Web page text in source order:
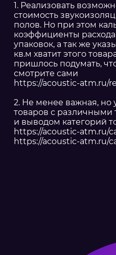
1. Реализовать
стоимость
полов. Но при этом
коэффициенты расхода
упаковок, а так же
кв.м хватит этого
пришлось подумать,
смотрите сами
https://acoustic-atm.ru/
2. Не менее важная, но
товаров с различными
и выводом категорий
https://acoustic-atm.ru/
https://acoustic-atm.ru/